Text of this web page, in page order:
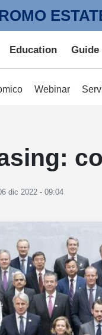
Education Guide
Webinar
dic 2022 - 09:04